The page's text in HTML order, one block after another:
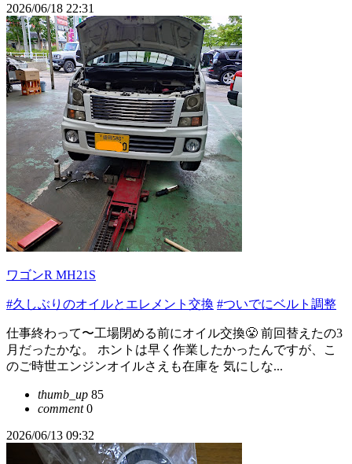
2026/06/18 22:31
ワゴンR MH21S
#久しぶりのオイルとエレメント交換 #ついでにベルト調整
仕事終わって〜工場閉める前にオイル交換😤 前回替えたの3
月だったかな。 ホントは早く作業したかったんですが、こ
のご時世エンジンオイルさえも在庫を 気にしな...
thumb_up 85
comment0
2026/06/13 09:32